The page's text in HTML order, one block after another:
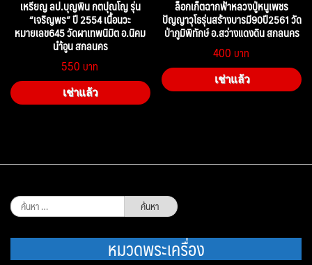
เหรียญ ลป.บุญพิน กตปุณโญ รุ่น
“เจริญพร” ปี 2554 เนื้อนวะ
หมายเลข645 วัดผาเทพนิมิต อ.นิคม
นำ้อูน สกลนคร
550
เช่าแล้ว
ล็อกเก็ตฉากฟ้าหลวงปู่หนูเพชร
ปัญญาวุโธรุ่นสร้างบารมี90ปี2561 วัด
ป่าภูมิพิทักษ์ อ.สว่างแดงดิน สกลนคร
400
เช่าแล้ว
ค้นหา
สำหรับ:
หมวดพระเครื่อง